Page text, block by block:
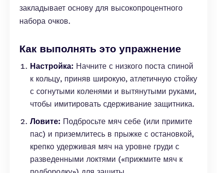
закладывает основу для высокопроцентного
набора очков.
Как выполнять это упражнение
Настройка: Начните с низкого поста спиной
к кольцу, приняв широкую, атлетичную стойку
с согнутыми коленями и вытянутыми руками,
чтобы имитировать сдерживание защитника.
Ловите: Подбросьте мяч себе (или примите
пас) и приземлитесь в прыжке с остановкой,
крепко удерживая мяч на уровне груди с
разведенными локтями («прижмите мяч к